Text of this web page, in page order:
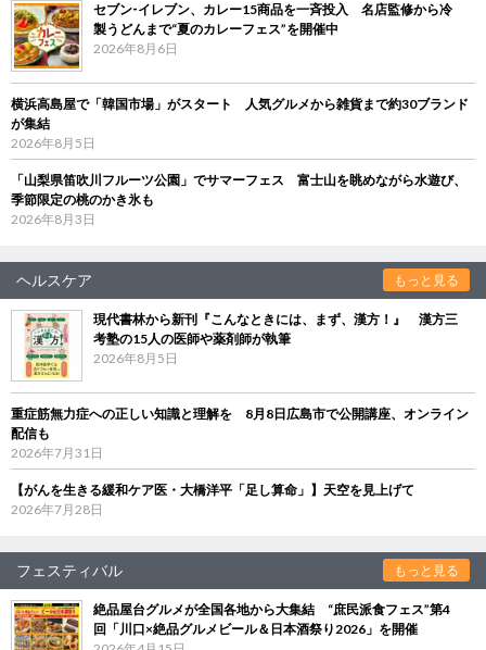
セブン‐イレブン、カレー15商品を一斉投入 名店監修から冷
製うどんまで“夏のカレーフェス”を開催中
2026年8月6日
横浜高島屋で「韓国市場」がスタート 人気グルメから雑貨まで約30ブランド
が集結
2026年8月5日
「山梨県笛吹川フルーツ公園」でサマーフェス 富士山を眺めながら水遊び、
季節限定の桃のかき氷も
2026年8月3日
ヘルスケア もっと見る
現代書林から新刊『こんなときには、まず、漢方！』 漢方三
考塾の15人の医師や薬剤師が執筆
2026年8月5日
重症筋無力症への正しい知識と理解を 8月8日広島市で公開講座、オンライン
配信も
2026年7月31日
【がんを生きる緩和ケア医・大橋洋平「足し算命」】天空を見上げて
2026年7月28日
フェスティバル もっと見る
絶品屋台グルメが全国各地から大集結 “庶民派食フェス”第4
回「川口×絶品グルメビール＆日本酒祭り2026」を開催